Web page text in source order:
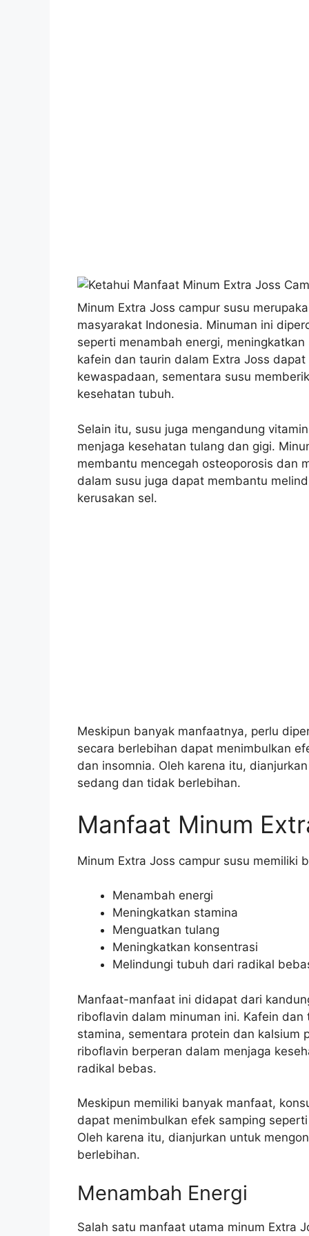
Minum Extra Joss campur susu
masyarakat Indonesia. Minuman ini
seperti menambah energi,
kafein dan taurin dalam Extra Joss
kewaspadaan, sementara susu
kesehatan tubuh.
Selain itu, susu juga mengandung
menjaga kesehatan tulang dan gigi.
membantu mencegah osteoporosis dan
dalam susu juga dapat membantu
kerusakan sel.
Meskipun banyak manfaatnya, perlu
secara berlebihan dapat menimbulkan
dan insomnia. Oleh karena itu,
sedang dan tidak berlebihan.
Manfaat Minum
Minum Extra Joss campur susu memiliki
Menambah energi
Meningkatkan stamina
Menguatkan tulang
Meningkatkan konsentrasi
Melindungi tubuh dari radikal
Manfaat-manfaat ini didapat dari
riboflavin dalam minuman ini. Kafein
stamina, sementara protein dan kalsium
riboflavin berperan dalam menjaga
radikal bebas.
Meskipun memiliki banyak manfaat,
dapat menimbulkan efek samping
Oleh karena itu, dianjurkan untuk
berlebihan.
Menambah Energi
Salah satu manfaat utama minum Extra